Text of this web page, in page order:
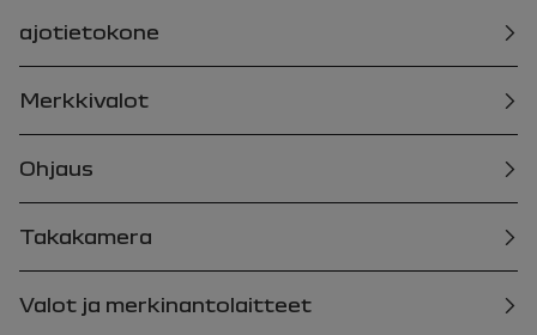
ajotietokone
Merkkivalot
Ohjaus
Takakamera
Valot ja merkinantolaitteet